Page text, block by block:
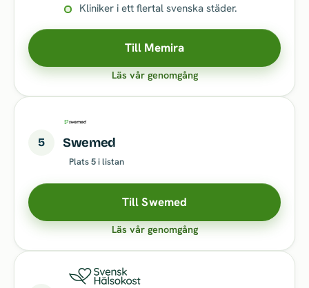
Kliniker i ett flertal svenska städer.
Till Memira
Läs vår genomgång
5 Swemed
Plats 5 i listan
Till Swemed
Läs vår genomgång